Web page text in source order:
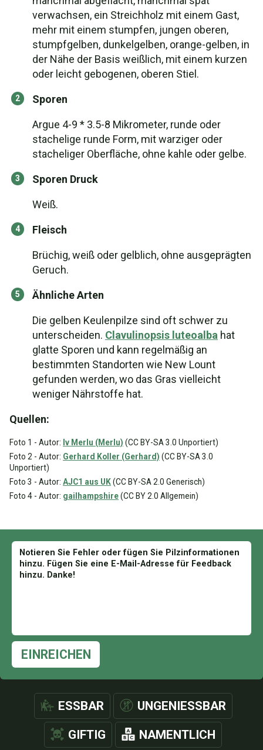
verwachsen, ein Streichholz mit einem Gast,
mehr mit einem stumpfen, jungen oberen,
stumpfgelben, dunkelgelben, orange-gelben, in
der Nähe der Basis weißlich, mit einem kurzen
oder leicht gebogenen, oberen Stiel.
Sporen
Argue 4-9 * 3.5-8 Mikrometer, runde oder
stachelige runde Form, mit warziger oder
stacheliger Oberfläche, ohne kahle oder gelbe.
Sporen Druck
Weiß.
Fleisch
Brüchig, weiß oder gelblich, ohne ausgeprägten
Geruch.
Ähnliche Arten
Die gelben Keulenpilze sind oft schwer zu
unterscheiden. Clavulinopsis luteoalba hat
glatte Sporen und kann regelmäßig an
bestimmten Standorten wie New Lount
gefunden werden, wo das Gras vielleicht
weniger Nährstoffe hat.
Quellen:
Foto 1 - Autor: Iv Merlu (Merlu) (CC BY-SA 3.0 Unportiert)
Foto 2 - Autor: Gerhard Koller (Gerhard) (CC BY-SA 3.0
Unportiert)
Foto 3 - Autor: AJC1 aus UK(CC BY-SA 2.0 Generisch)
Foto 4 - Autor: gailhampshire(CC BY 2.0 Allgemein)
EINREICHEN
ESSBAR UNGENIESSBAR
GIFTIG NAMENTLICH